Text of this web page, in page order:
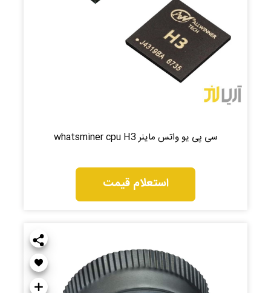
سی پی یو واتس ماینر whatsminer cpu H3
استعلام قیمت